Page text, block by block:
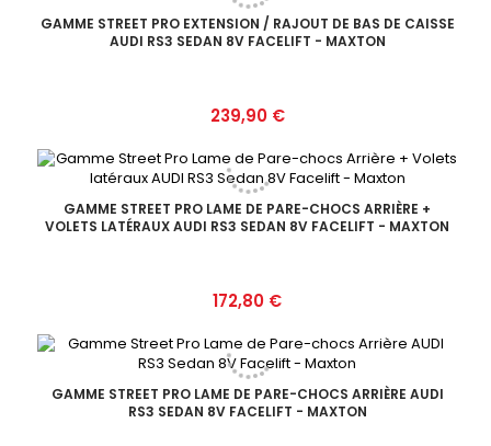
GAMME STREET PRO EXTENSION / RAJOUT DE BAS DE CAISSE
AUDI RS3 SEDAN 8V FACELIFT - MAXTON
Prix
239,90 €
GAMME STREET PRO LAME DE PARE-CHOCS ARRIÈRE +
VOLETS LATÉRAUX AUDI RS3 SEDAN 8V FACELIFT - MAXTON
Prix
172,80 €
GAMME STREET PRO LAME DE PARE-CHOCS ARRIÈRE AUDI
RS3 SEDAN 8V FACELIFT - MAXTON